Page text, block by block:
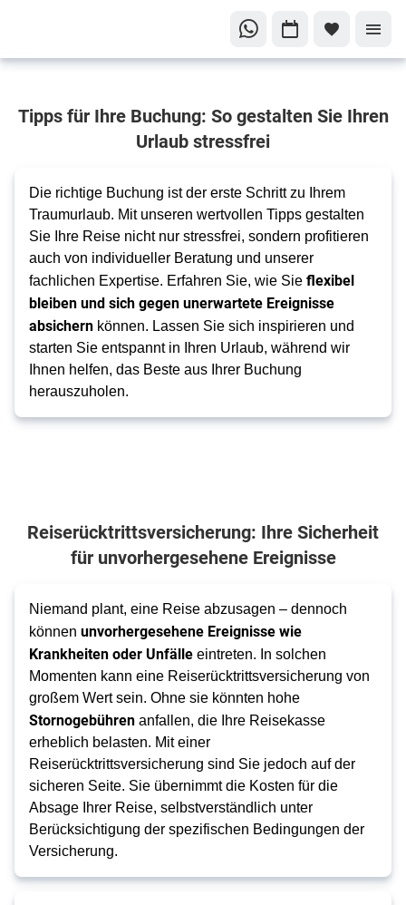
Buchung
Inspirierende
Tipps für einen
unvergesslichen
Urlaub
Tipps für Ihre Buchung: So gestalten Sie Ihren
Urlaub stressfrei
Die richtige Buchung ist der erste Schritt zu Ihrem
Traumurlaub. Mit unseren wertvollen Tipps gestalten
Sie Ihre Reise nicht nur stressfrei, sondern profitieren
auch von individueller Beratung und unserer
fachlichen Expertise. Erfahren Sie, wie Sie flexibel
bleiben und sich gegen unerwartete Ereignisse
absichern können. Lassen Sie sich inspirieren und
starten Sie entspannt in Ihren Urlaub, während wir
Ihnen helfen, das Beste aus Ihrer Buchung
herauszuholen.
Reiserücktrittsversicherung: Ihre Sicherheit
für unvorhergesehene Ereignisse
Niemand plant, eine Reise abzusagen – dennoch
können unvorhergesehene Ereignisse wie
Krankheiten oder Unfälle eintreten. In solchen
Momenten kann eine Reiserücktrittsversicherung von
großem Wert sein. Ohne sie könnten hohe
Stornogebühren anfallen, die Ihre Reisekasse
erheblich belasten. Mit einer
Reiserücktrittsversicherung sind Sie jedoch auf der
sicheren Seite. Sie übernimmt die Kosten für die
Absage Ihrer Reise, selbstverständlich unter
Berücksichtigung der spezifischen Bedingungen der
Versicherung.